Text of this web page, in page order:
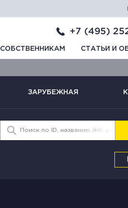
+7 (495)
СОБСТВЕННИКАМ СТАТЬИ И
ЗАРУБЕЖНАЯ